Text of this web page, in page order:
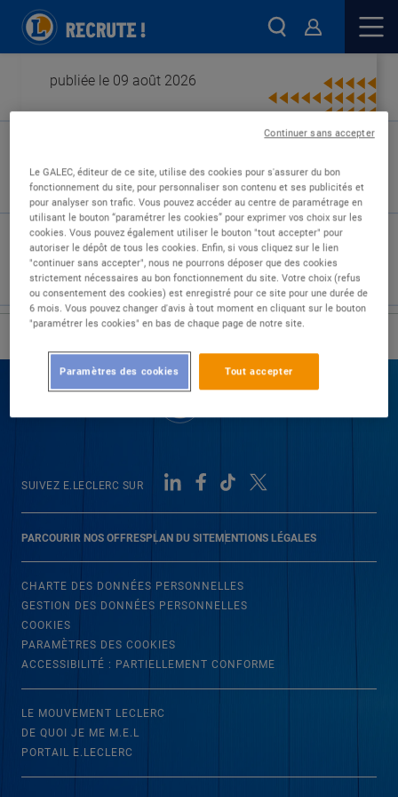
publiée le 09 août 2026
Type de contrat :
Expérience :
Études :
PARCOURIR NOS OFFRESPLAN DU SITEMENTIONS LÉGALES
SUIVEZ E.LECLERC SUR
CHARTE DES DONNÉES PERSONNELLES
GESTION DES DONNÉES PERSONNELLES
COOKIES
PARAMÈTRES DES COOKIES
ACCESSIBILITÉ : PARTIELLEMENT CONFORME
LE MOUVEMENT LECLERC
DE QUOI JE ME M.E.L
PORTAIL E.LECLERC
Le GALEC, éditeur de ce site, utilise des cookies pour s'assurer du bon
fonctionnement du site, pour personnaliser son contenu et ses publicités et
pour analyser son trafic. Vous pouvez accéder au centre de paramétrage en
utilisant le bouton “paramétrer les cookies” pour exprimer vos choix sur les
cookies. Vous pouvez également utiliser le bouton "tout accepter" pour
autoriser le dépôt de tous les cookies. Enfin, si vous cliquez sur le lien
"continuer sans accepter", nous ne pourrons déposer que des cookies
strictement nécessaires au bon fonctionnement du site. Votre choix (refus
ou consentement des cookies) est enregistré pour ce site pour une durée de
6 mois. Vous pouvez changer d'avis à tout moment en cliquant sur le bouton
"paramétrer les cookies" en bas de chaque page de notre site.
Tout accepter
Paramètres des cookies
Continuer sans accepter